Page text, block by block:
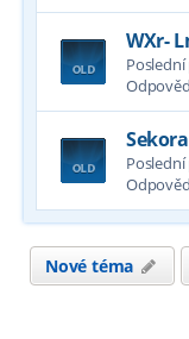
WXr-
Nové téma